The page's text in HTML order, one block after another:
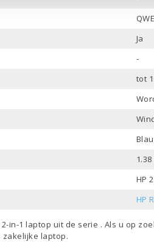
Ja
-
tot
HP
HP
2-in-1 laptop uit de serie . Als u op
zakelijke laptop.